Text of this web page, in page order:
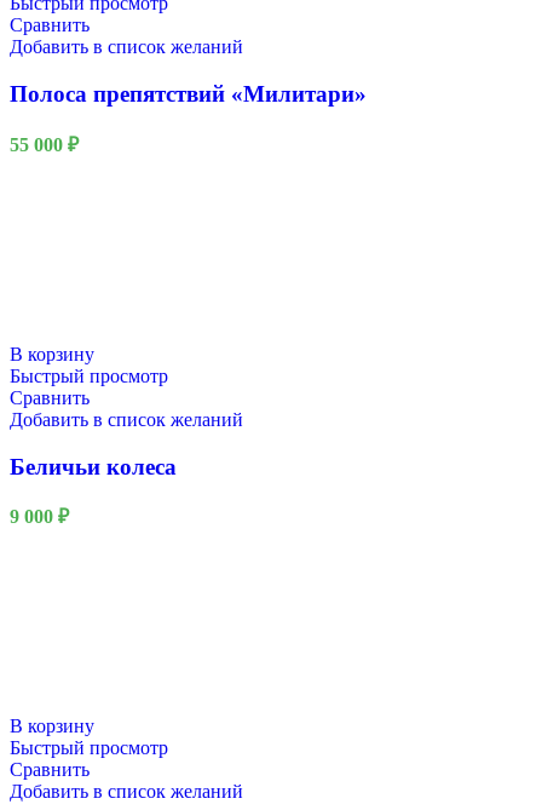
Сравнить
Добавить в список желаний
Полоса препятствий «Милитари»
55 000 ₽
В корзину
Быстрый просмотр
Сравнить
Добавить в список желаний
Беличьи колеса
9 000 ₽
В корзину
Быстрый просмотр
Сравнить
Добавить в список желаний